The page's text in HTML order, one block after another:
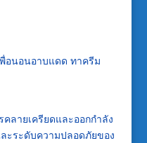
อนอนอาบแดด ทาครีม
ลายเครียดและออกกำลัง
ะระดับความปลอดภัยของ